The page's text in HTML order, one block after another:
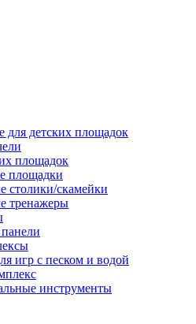
для детских площадок
площадок
площадки
столики/скамейки
тренажеры
игр с песком и водой
инструменты